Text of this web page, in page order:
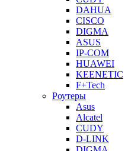
DAHUA
CISCO
DIGMA
ASUS
IP-COM
HUAWEI
KEENETIC
F+Tech
Роутеры
Asus
Alcatel
CUDY
D-LINK